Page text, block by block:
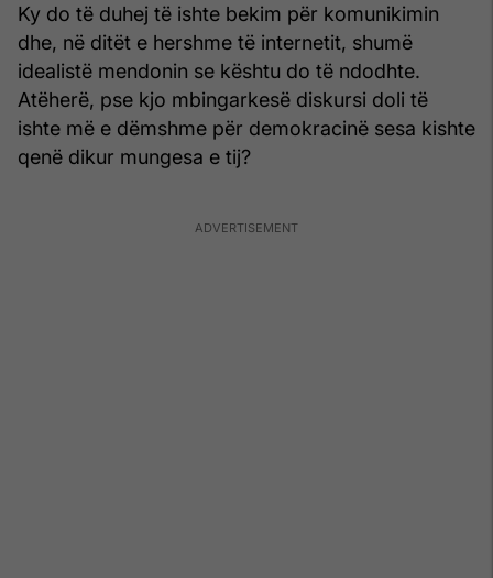
Ky do të duhej të ishte bekim për komunikimin
dhe, në ditët e hershme të internetit, shumë
idealistë mendonin se kështu do të ndodhte.
Atëherë, pse kjo mbingarkesë diskursi doli të
ishte më e dëmshme për demokracinë sesa kishte
qenë dikur mungesa e tij?